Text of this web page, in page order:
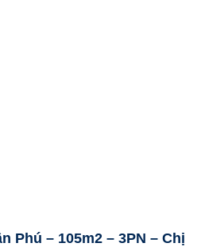
Phú – 105m2 – 3PN – Chị